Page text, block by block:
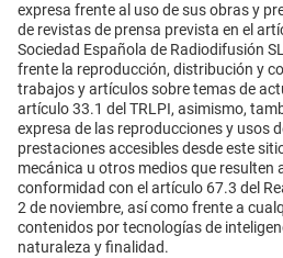
expresa frente al uso de sus obras y
de revistas de prensa prevista en el
Sociedad Española de Radiodifusión
frente la reproducción, distribución y
trabajos y artículos sobre temas de
artículo 33.1 del TRLPI, asimismo,
expresa de las reproducciones y usos
prestaciones accesibles desde este
mecánica u otros medios que resulten
conformidad con el artículo 67.3 del
2 de noviembre, así como frente a
contenidos por tecnologías de
naturaleza y finalidad.